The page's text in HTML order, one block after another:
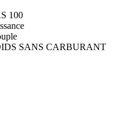
100
SANS CARBURANT